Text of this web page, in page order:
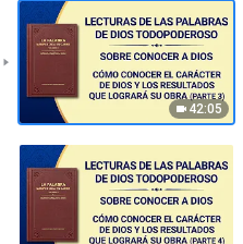
42:05